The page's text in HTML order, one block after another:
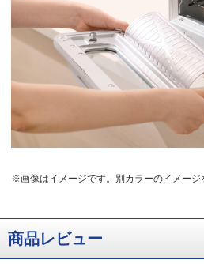
※画像はイメージです。別カラーのイメージ
商品レビュー